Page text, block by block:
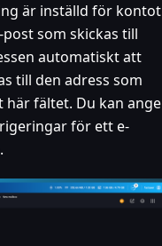
är inställd för kontot
som skickas till
automatiskt att
till den adress som
här fältet. Du kan ange
för ett e-